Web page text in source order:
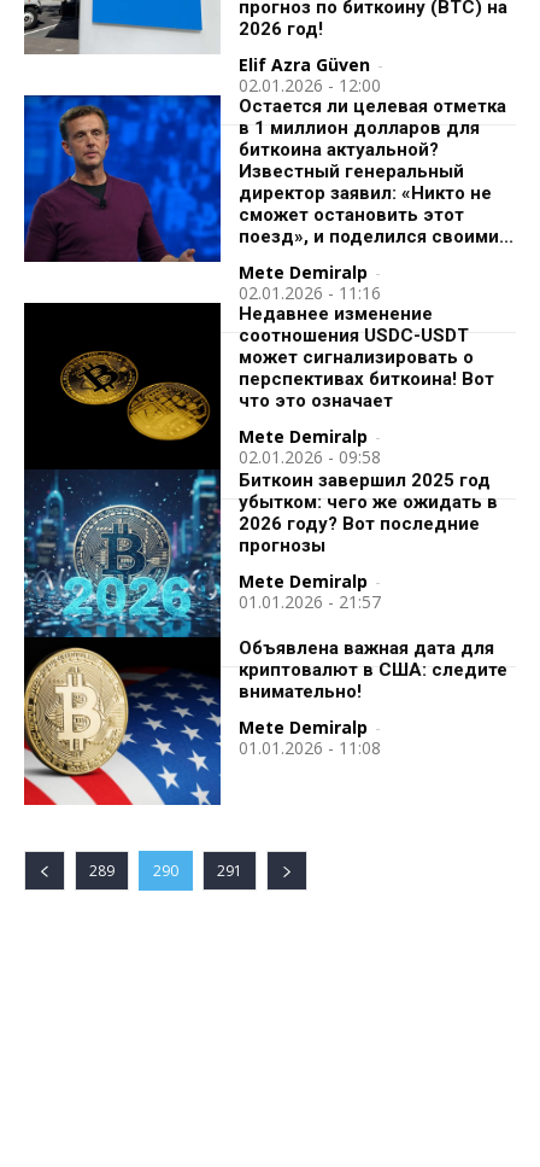
прогноз по биткоину (BTC) на
2026 год!
Elif Azra Güven -
02.01.2026 - 12:00
Остается ли целевая отметка
в 1 миллион долларов для
биткоина актуальной?
Известный генеральный
директор заявил: «Никто не
сможет остановить этот
поезд», и поделился своими...
Mete Demiralp -
02.01.2026 - 11:16
Недавнее изменение
соотношения USDC-USDT
может сигнализировать о
перспективах биткоина! Вот
что это означает
Mete Demiralp -
02.01.2026 - 09:58
Биткоин завершил 2025 год
убытком: чего же ожидать в
2026 году? Вот последние
прогнозы
Mete Demiralp -
01.01.2026 - 21:57
Объявлена важная дата для
криптовалют в США: следите
внимательно!
Mete Demiralp -
01.01.2026 - 11:08
289 290 291